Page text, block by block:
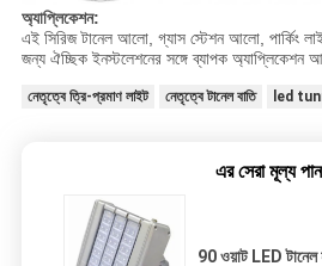
অ্যাপ্লিকেশন:
এই সিরিজ টানেল আলো, গ্যাস স্টেশন আলো, পার্কিং
জন্য ঐচ্ছিক ইনস্টলেশনের সঙ্গে ব্যাপক অ্যাপ্লিকেশন
নেতৃত্বে ত্রি-প্রমাণ লাইট নেতৃত্বে টানেল বাতি led
এর সেরা মূল্য পান
90 ওয়াট LED টানেল